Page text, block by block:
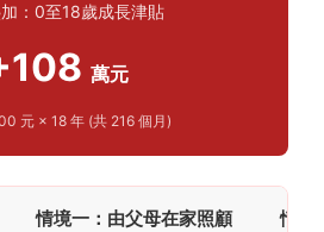
：0至18歲成長津貼
萬元
元 × 18 年 (共 216 個月)
情境一：由父母在家照顧 情境